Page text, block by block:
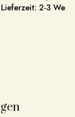
Lieferzeit: 2-3